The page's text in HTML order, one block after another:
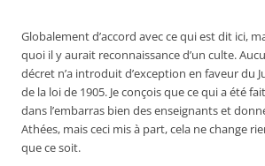
Globalement d’accord avec ce qui est dit ici,
quoi il y aurait reconnaissance d’un culte.
décret n’a introduit d’exception en faveur du
de la loi de 1905. Je conçois que ce qui a été
dans l’embarras bien des enseignants et
Athées, mais ceci mis à part, cela ne change
que ce soit.